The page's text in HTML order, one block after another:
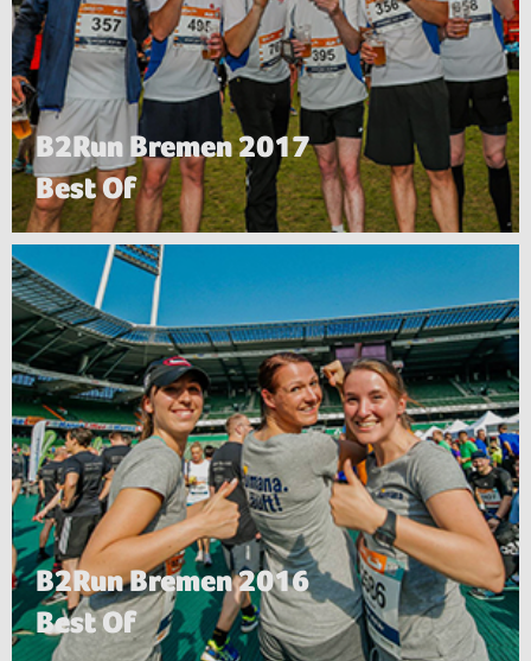
B2Run Bremen 2017
Best Of
B2Run Bremen 2016
Best Of